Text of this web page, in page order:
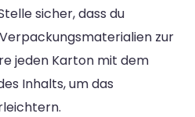
sicher, dass du
zur
jeden Karton mit dem
Inhalts, um das